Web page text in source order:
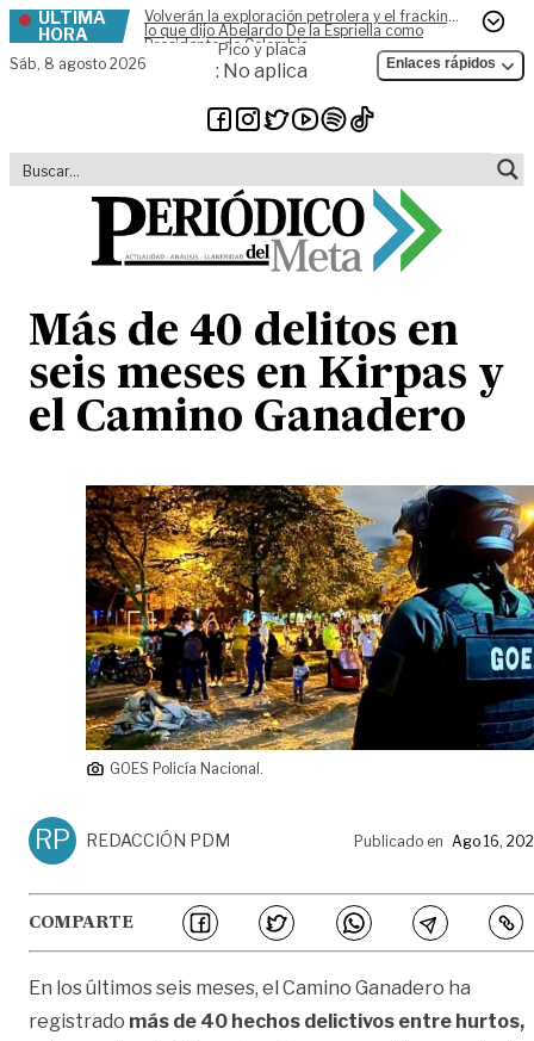
Skip to content
ÚLTIMA
HORA
Volverán la exploración petrolera y el fracking,
lo que dijo Abelardo De la Espriella como
Presidente de Colombia
Sáb, 8 agosto 2026
Pico y placa
: No aplica Enlaces rápidos
Más de 40 delitos en
seis meses en Kirpas y
el Camino Ganadero
GOES Policía Nacional.
RP REDACCIÓN PDM Publicado en Ago 16,
COMPARTE
En los últimos seis meses, el Camino Ganadero ha
registrado más de 40 hechos delictivos entre hurtos,